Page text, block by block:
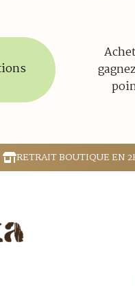
RETRAIT BOUTIQUE EN